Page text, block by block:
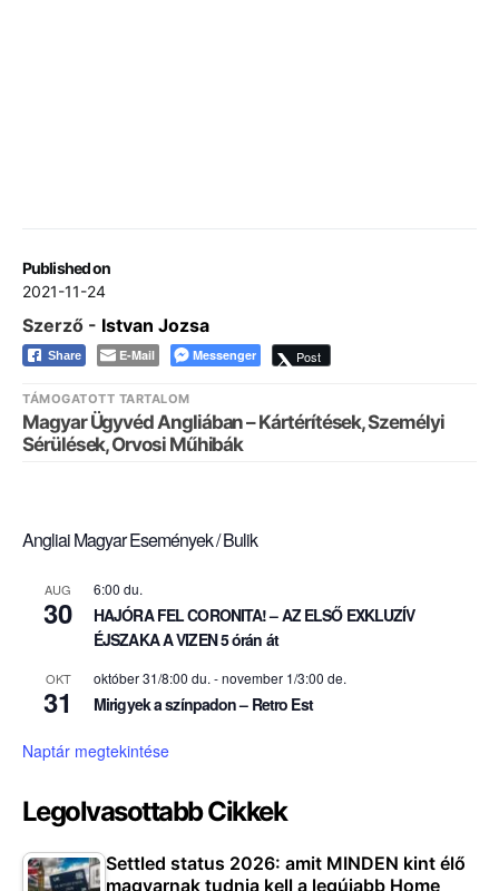
Published on
2021-11-24
Szerző - Istvan Jozsa
Share E-Mail Messenger Post
TÁMOGATOTT TARTALOM
Magyar Ügyvéd Angliában – Kártérítések, Személyi
Sérülések, Orvosi Műhibák
Angliai Magyar Események / Bulik
AUG
30
6:00 du.
HAJÓRA FEL CORONITA! – AZ ELSŐ EXKLUZÍV
ÉJSZAKA A VIZEN 5 órán át
OKT
31
október 31/8:00 du. -november 1/3:00 de.
Mirigyek a színpadon – Retro Est
Naptár megtekintése
Legolvasottabb Cikkek
Settled status 2026: amit MINDEN kint élő
magyarnak tudnia kell a legújabb Home